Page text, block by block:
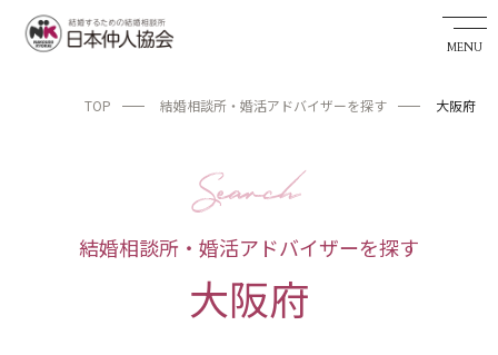
お知らせ
TOP 結婚相談所・婚活アドバイザーを探す 大阪府
結婚相談所・婚活アドバイザーを探す
大阪府